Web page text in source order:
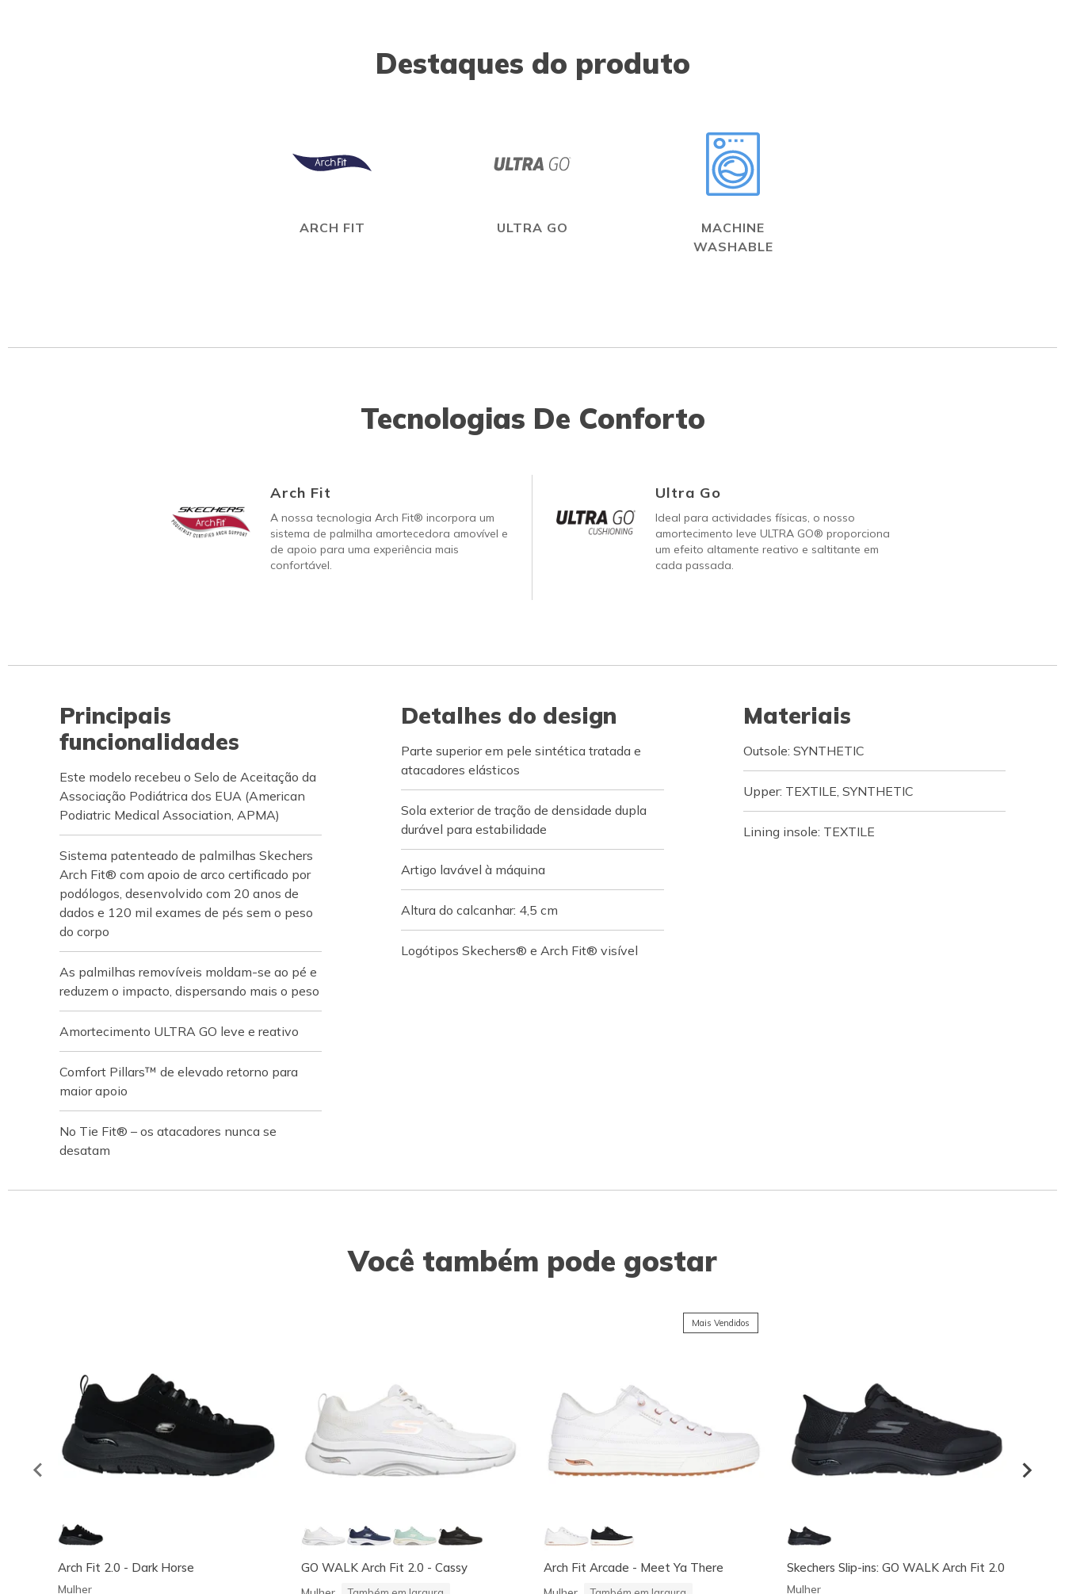
Destaques do produto
ARCH FIT ULTRA GO
MACHINE
WASHABLE
Tecnologias De Conforto
Arch Fit
A nossa tecnologia Arch Fit® incorpora um
sistema de palmilha amortecedora amovível e
de apoio para uma experiência mais
confortável.
Ultra Go
Ideal para actividades físicas, o nosso
amortecimento leve ULTRA GO® proporciona
um efeito altamente reativo e saltitante em
cada passada.
Principais
funcionalidades
Este modelo recebeu o Selo de Aceitação da
Associação Podiátrica dos EUA (American
Podiatric Medical Association, APMA)
Sistema patenteado de palmilhas Skechers
Arch Fit® com apoio de arco certificado por
podólogos, desenvolvido com 20 anos de
dados e 120 mil exames de pés sem o peso
do corpo
As palmilhas removíveis moldam-se ao pé e
reduzem o impacto, dispersando mais o peso
Amortecimento ULTRA GO leve e reativo
Comfort Pillars™ de elevado retorno para
maior apoio
No Tie Fit® – os atacadores nunca se
desatam
Detalhes do design
Parte superior em pele sintética tratada e
atacadores elásticos
Sola exterior de tração de densidade dupla
durável para estabilidade
Artigo lavável à máquina
Altura do calcanhar: 4,5 cm
Logótipos Skechers® e Arch Fit® visível
Materiais
Outsole: SYNTHETIC
Upper: TEXTILE, SYNTHETIC
Lining insole: TEXTILE
Você também pode gostar
Arch Fit 2.0 - Dark Horse
Mulher
GO WALK Arch Fit 2.0 - Cassy
Mais Vendidos
Arch Fit Arcade - Meet Ya There Skechers Slip-ins: GO WALK Arch Fit 2.0
Mulher